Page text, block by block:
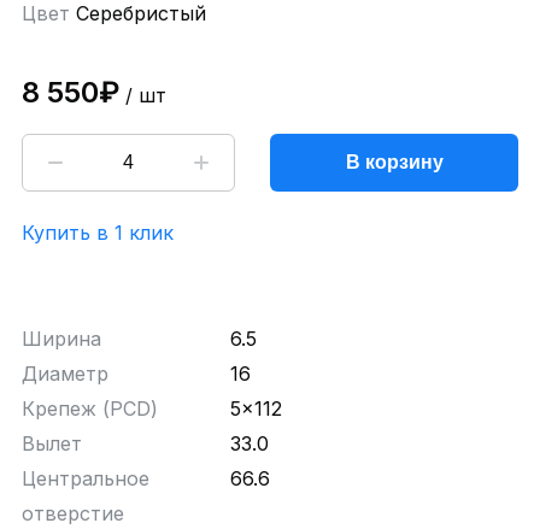
Цвет Серебристый
8 550₽/ шт
В корзину
Купить в 1 клик
Ширина
6.5
Диаметр
16
Крепеж (PCD)
5x112
Вылет
33.0
Центральное
отверстие
66.6